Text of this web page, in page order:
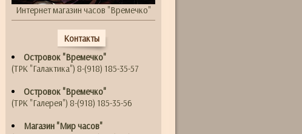
Интернет магазин часов "Времечко"
Контакты
Островок "Времечко"
(ТРК "Галактика") 8-(918) 185-35-57
Островок "Времечко"
(ТРК "Галерея") 8-(918) 185-35-56
Магазин "Мир часов"